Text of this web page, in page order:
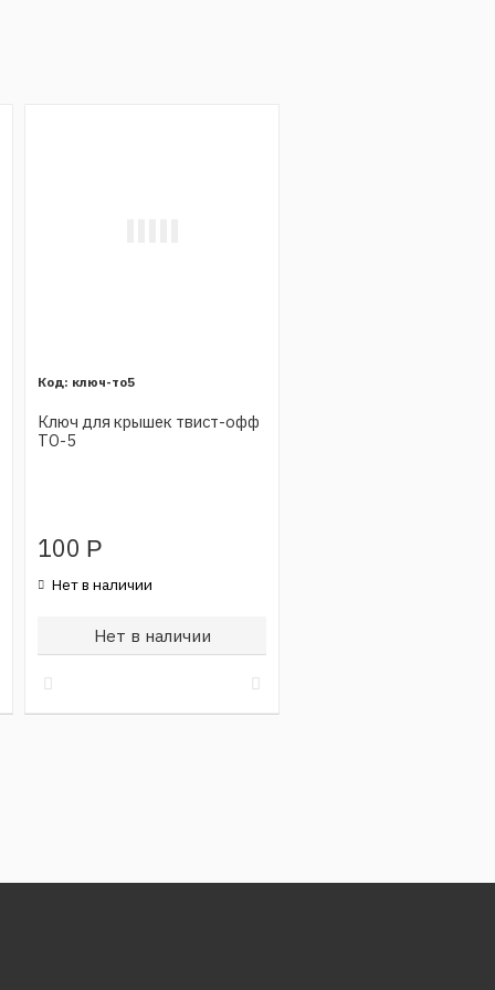
ключ-то5
Ключ для крышек твист-офф
ТО-5
100 Р
Нет в наличии
Нет в наличии